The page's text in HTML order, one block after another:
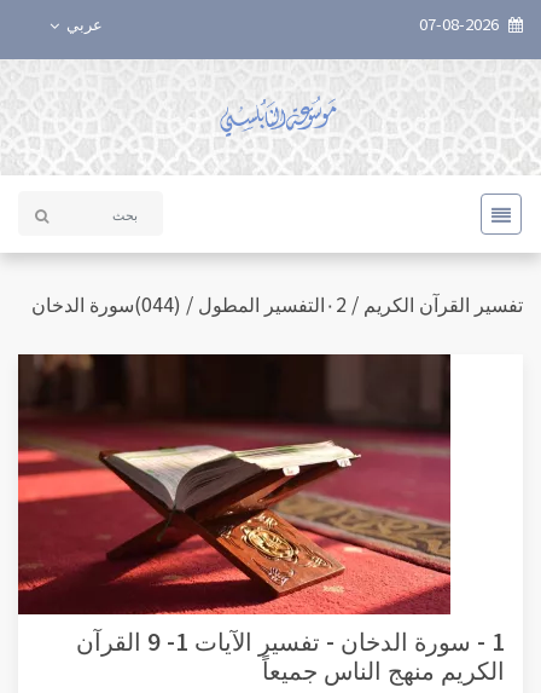
عربي
تفسير القرآن الكريم / ٠2التفسير المطول / (044)سورة الدخان
1 - سورة الدخان - تفسير الآيات 1- 9 القرآن
الكريم منهج الناس جميعاً